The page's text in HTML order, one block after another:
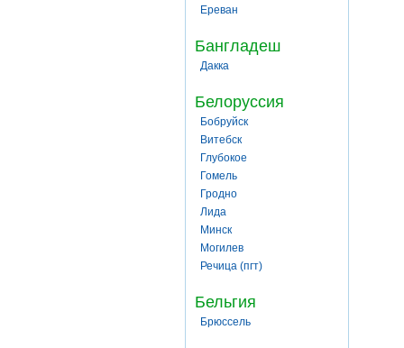
Ереван
Бангладеш
Дакка
Белоруссия
Бобруйск
Витебск
Глубокое
Гомель
Гродно
Лида
Минск
Могилев
Речица (пгт)
Бельгия
Брюссель